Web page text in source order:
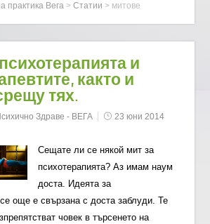
практика Вега >Статии > митове
и
както и
тях.
Здраве - ВЕГА
23 юни 2014
Сещате ли се някой мит за
психотерапията? Аз имам наум
доста. Идеята за
още е свързана с доста заблуди. Те
човек в търсенето на